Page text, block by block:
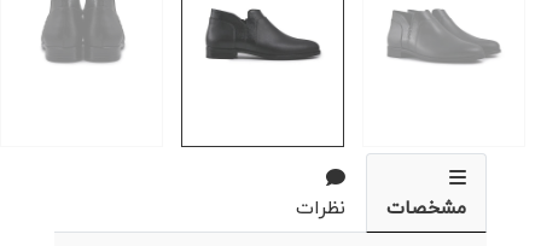
مشخصات نظرات